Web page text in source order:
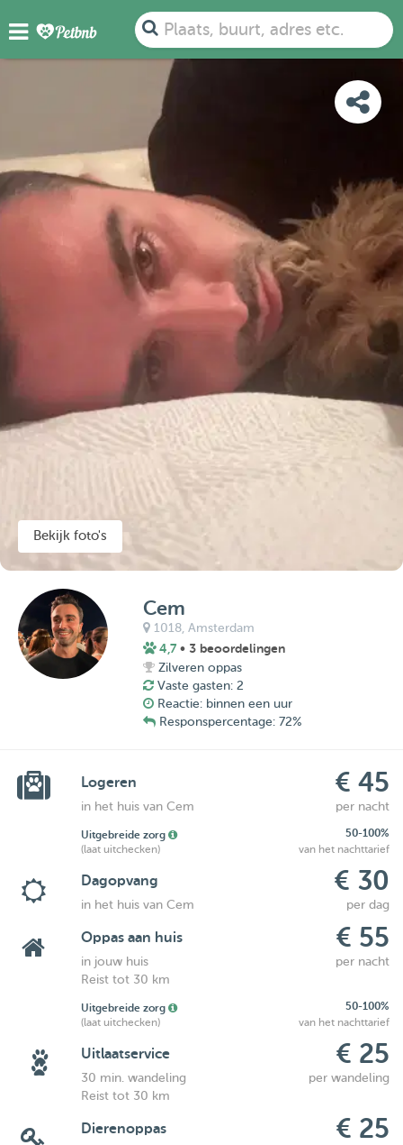
Plaats, buurt, adres etc.
FOTO'S BEOORDELINGEN KAART
Bekijk foto's
Cem
1018,Amsterdam
4,7 • 3 beoordelingen
Zilveren oppas
Vaste gasten: 2
Reactie: binnen een uur
Responspercentage: 72%
Logeren € 45
in het huis van Cem per nacht
Uitgebreide zorg
50-100%
(laat uitchecken)
van het nachttarief
Dagopvang € 30
in het huis van Cem per dag
Oppas aan huis € 55
in jouw huis
per nacht
Reist tot 30 km
Uitgebreide zorg
50-100%
(laat uitchecken)
van het nachttarief
Uitlaatservice € 25
30 min. wandeling
per wandeling
Reist tot 30 km
Dierenoppas € 25